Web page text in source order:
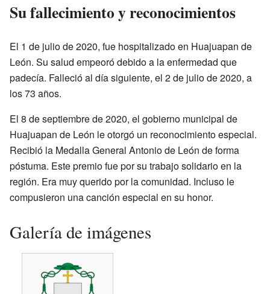
Su fallecimiento y reconocimientos
El 1 de julio de 2020, fue hospitalizado en Huajuapan de
León. Su salud empeoró debido a la enfermedad que
padecía. Falleció al día siguiente, el 2 de julio de 2020, a
los 73 años.
El 8 de septiembre de 2020, el gobierno municipal de
Huajuapan de León le otorgó un reconocimiento especial.
Recibió la Medalla General Antonio de León de forma
póstuma. Este premio fue por su trabajo solidario en la
región. Era muy querido por la comunidad. Incluso le
compusieron una canción especial en su honor.
Galería de imágenes